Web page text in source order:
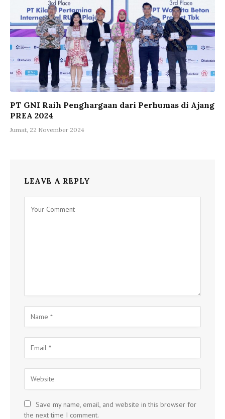
PT GNI Raih Penghargaan dari Perhumas di Ajang
PREA 2024
Jumat, 22 November 2024
LEAVE A REPLY
Save my name, email, and website in this browser for
the next time I comment.